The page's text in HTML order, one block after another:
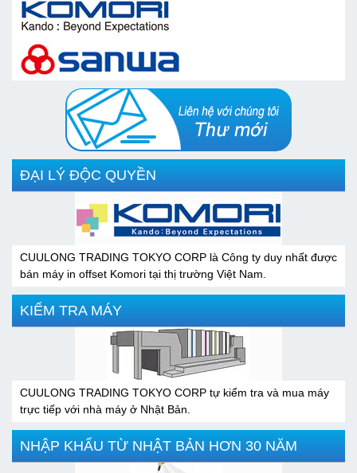
ĐẠI LÝ ĐỘC QUYỀN
CUULONG TRADING TOKYO CORP là Công ty duy nhất được
bán máy in offset Komori tại thị trường Việt Nam.
KIỂM TRA MÁY
CUULONG TRADING TOKYO CORP tự kiểm tra và mua máy
trực tiếp với nhà máy ở Nhật Bản.
NHẬP KHẨU TỪ NHẬT BẢN HƠN 30 NĂM